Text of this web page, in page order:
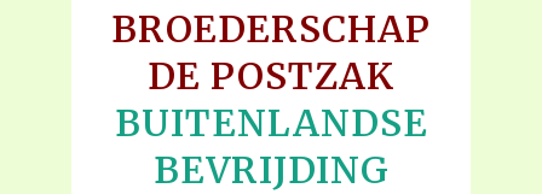
BROEDERSCHAP
DE POSTZAK
BUITENLANDSE
BEVRIJDING